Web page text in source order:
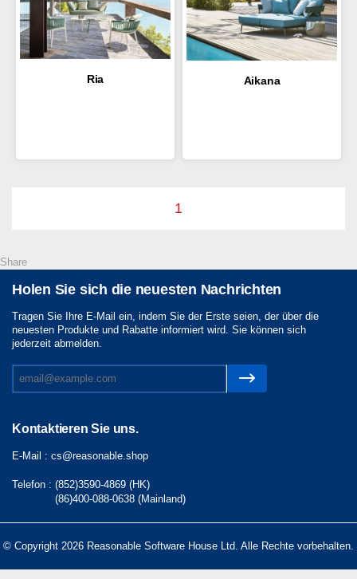
Ria Aikana
1
Share
Holen Sie sich die neuesten Nachrichten
Tragen Sie Ihre E-Mail ein, indem Sie der Erste seien, der über die
neuesten Produkte und Rabatte informiert wird. Sie können sich
jederzeit abmelden.
Kontaktieren Sie uns.
E-Mail : cs@reasonable.shop
Telefon : (852)3590-4869 (HK)
(86)400-088-0638 (Mainland)
© Copyright 2026 Reasonable Software House Ltd. Alle Rechte vorbehalten.